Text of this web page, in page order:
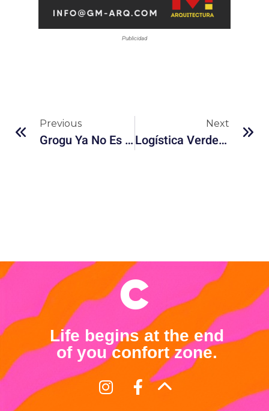
Publicidad
Previous
Grogu Ya No Es Solo Ternura: Lo Que Significa El Regreso De The Mandalorian Al Cine
Next
Logística Verde: Cómo Las Grandes Empresas Están Transformando El Transporte Y Las Entregas
Life begins at the end
of you confort zone.